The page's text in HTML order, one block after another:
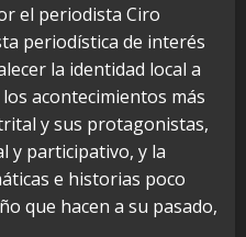
el periodista Ciro
periodística de interés
la identidad local a
acontecimientos más
y sus protagonistas,
y participativo, y la
e historias poco
que hacen a su pasado,